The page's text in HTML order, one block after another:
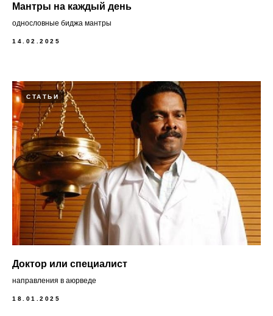
Мантры на каждый день
однословные биджа мантры
14.02.2025
СТАТЬИ
Доктор или специалист
направления в аюрведе
18.01.2025